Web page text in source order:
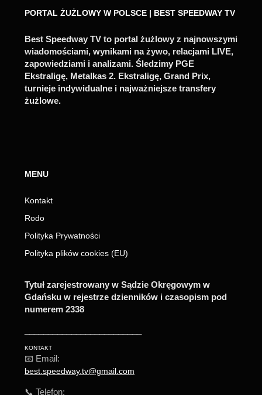
PORTAL ŻUŻLOWY W POLSCE | BEST SPEEDWAY TV
Best Speedway TV to portal żużlowy z najnowszymi
wiadomościami, wynikami na żywo, relacjami LIVE,
zapowiedziami i analizami. Śledzimy PGE
Ekstraligę, Metalkas 2. Ekstraligę, Grand Prix,
turnieje indywidualne i najważniejsze transfery
żużlowe.
MENU
Kontakt
Rodo
Polityka Prywatności
Polityka plików cookies (EU)
Tytuł zarejestrowany w Sądzie Okręgowym w
Gdańsku w rejestrze dzienników i czasopism pod
numerem 2338
KONTAKT
📧 Email:
best.speedway.tv@gmail.com
📞 Telefon: